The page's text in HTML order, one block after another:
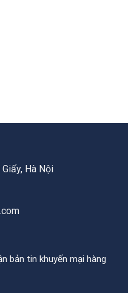
Hà Nội
bản tin khuyến mại hàng